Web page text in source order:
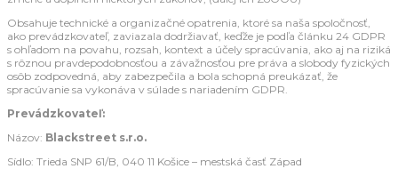
Obsahuje technické a organizačné opatrenia, ktoré sa naša spoločnosť,
ako prevádzkovateľ, zaviazala dodržiavať, keďže je podľa článku 24 GDPR
s ohľadom na povahu, rozsah, kontext a účely spracúvania, ako aj na riziká
s rôznou pravdepodobnosťou a závažnosťou pre práva a slobody fyzických
osôb zodpovedná, aby zabezpečila a bola schopná preukázať, že
spracúvanie sa vykonáva v súlade s nariadením GDPR.
Prevádzkovateľ:
Názov: Blackstreet s.r.o.
Sídlo: Trieda SNP 61/B, 040 11 Košice – mestská časť Západ